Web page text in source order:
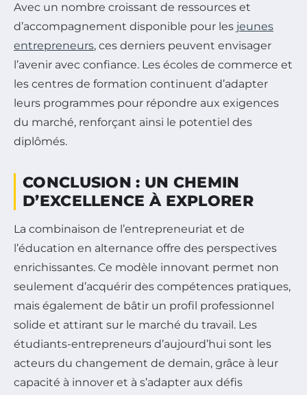
Avec un nombre croissant de ressources et
d’accompagnement disponible pour les jeunes
entrepreneurs, ces derniers peuvent envisager
l’avenir avec confiance. Les écoles de commerce et
les centres de formation continuent d’adapter
leurs programmes pour répondre aux exigences
du marché, renforçant ainsi le potentiel des
diplômés.
CONCLUSION : UN CHEMIN
D’EXCELLENCE À EXPLORER
La combinaison de l’entrepreneuriat et de
l’éducation en alternance offre des perspectives
enrichissantes. Ce modèle innovant permet non
seulement d’acquérir des compétences pratiques,
mais également de bâtir un profil professionnel
solide et attirant sur le marché du travail. Les
étudiants-entrepreneurs d’aujourd’hui sont les
acteurs du changement de demain, grâce à leur
capacité à innover et à s’adapter aux défis